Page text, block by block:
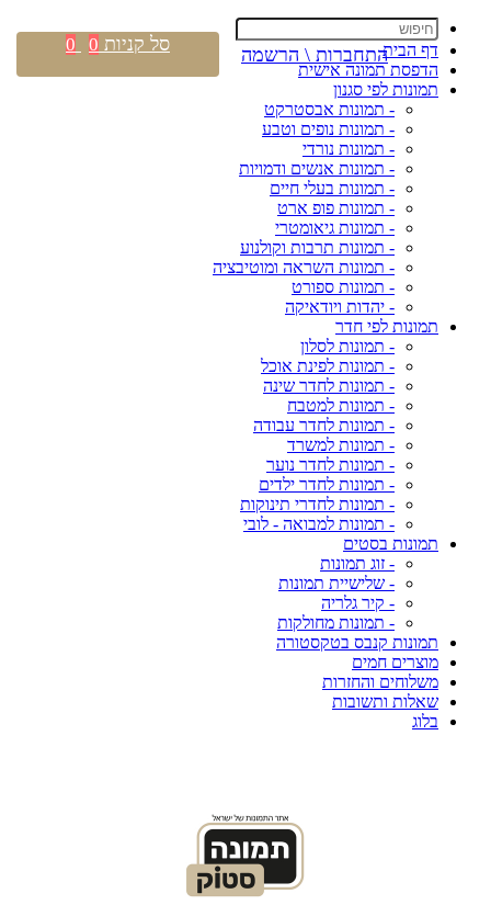
דף הבית
הדפסת תמונה אישית
תמונות לפי סגנון
- תמונות אבסטרקט
- תמונות נופים וטבע
- תמונות נורדי
- תמונות אנשים ודמויות
- תמונות בעלי חיים
- תמונות פופ ארט
- תמונות גיאומטרי
- תמונות תרבות וקולנוע
- תמונות השראה ומוטיבציה
- תמונות ספורט
- יהדות ויודאיקה
תמונות לפי חדר
- תמונות לסלון
- תמונות לפינת אוכל
- תמונות לחדר שינה
- תמונות למטבח
- תמונות לחדר עבודה
- תמונות למשרד
- תמונות לחדר נוער
- תמונות לחדר ילדים
- תמונות לחדרי תינוקות
- תמונות למבואה - לובי
תמונות בסטים
- זוג תמונות
- שלישיית תמונות
- קיר גלריה
- תמונות מחולקות
תמונות קנבס בטקסטורה
מוצרים חמים
משלוחים והחזרות
שאלות ותשובות
בלוג
התחברות \ הרשמה סל קניות 0
0